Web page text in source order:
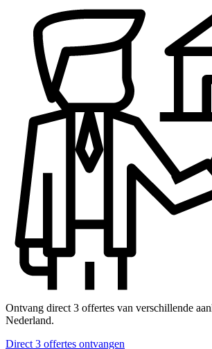
Ontvang direct 3 offertes van verschillende
Nederland.
Direct 3 offertes ontvangen